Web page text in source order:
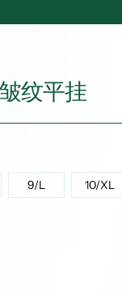
纹平挂
9/L 10/XL